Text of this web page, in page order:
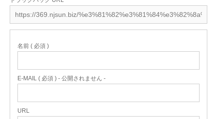
名前 ( 必須 )
E-MAIL ( 必須 ) - 公開されません -
URL